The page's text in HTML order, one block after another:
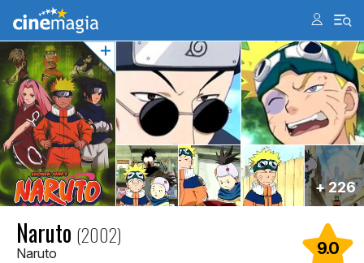
+ 226
Naruto (2002)
Naruto 9.0